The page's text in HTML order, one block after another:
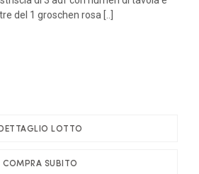
del 1 groschen rosa [..]
LOTTO
COMPRA SUBITO